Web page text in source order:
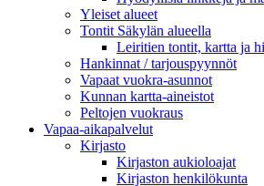
Yleiset alueet
Tontit Säkylän alueella
Leiritien tontit, kartta ja
Hankinnat / tarjouspyynnöt
Vapaat vuokra-asunnot
Kunnan kartta-aineistot
Peltojen vuokraus
Vapaa-aika­palvelut
Kirjasto
Kirjaston aukioloajat
Kirjaston henkilökunta